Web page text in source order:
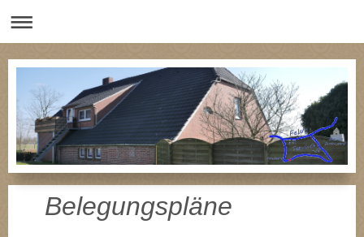
Belegungspläne